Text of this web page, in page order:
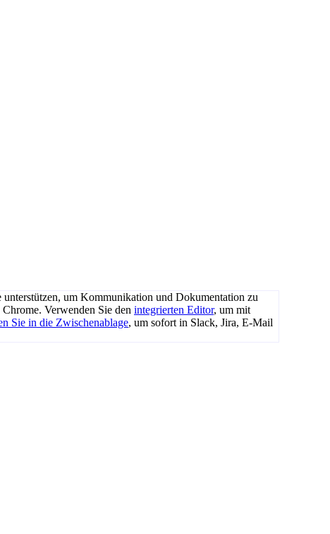
um Kommunikation und Dokumentation zu
Verwenden Sie den integrierten Editor, um mit
Sie in die Zwischenablage, um sofort in Slack, Jira, E-Mail